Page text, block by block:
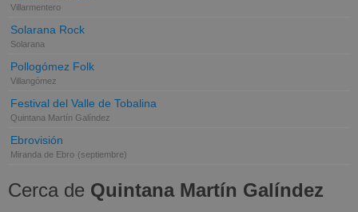
Villarmentero
Solarana Rock
Solarana
Pollogómez Folk
Villangómez
Festival del Valle de Tobalina
Quintana Martín Galíndez
Ebrovisión
Miranda de Ebro (septiembre)
Cerca de Quintana Martín Galíndez